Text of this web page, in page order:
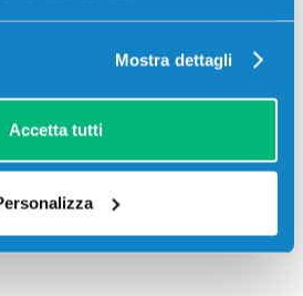
Mostra dettagli
Accetta tutti